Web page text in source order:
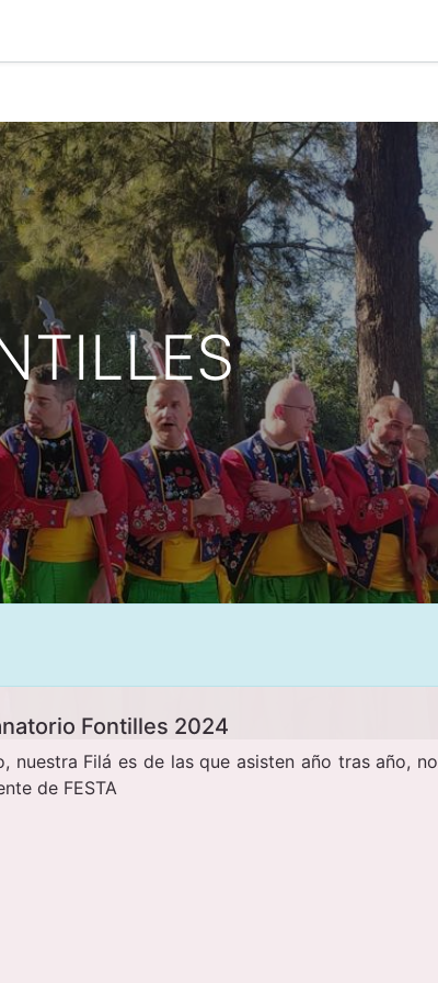
Fontilles 2024
nuestra Filá es de las que asisten año tras año, no
de FESTA